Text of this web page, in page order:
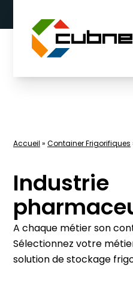
Accueil» Container Frigorifiques
Industrie
A chaque métier son
Sélectionnez votre
solution de stockage